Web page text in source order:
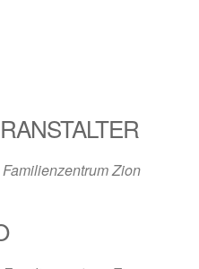
Familienzentrum Zion